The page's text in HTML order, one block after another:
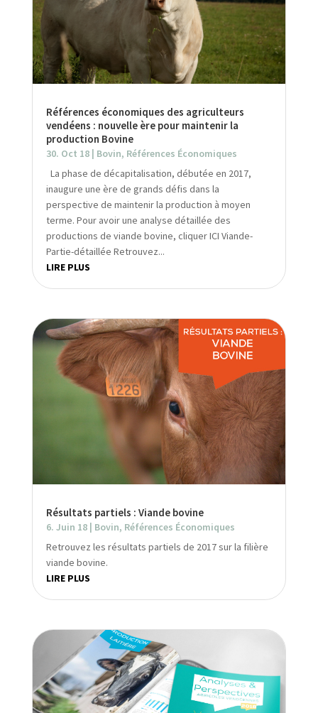
Références économiques des agriculteurs
vendéens : nouvelle ère pour maintenir la
production Bovine
30. Oct 18| Bovin, Références Économiques
La phase de décapitalisation, débutée en 2017,
inaugure une ère de grands défis dans la
perspective de maintenir la production à moyen
terme. Pour avoir une analyse détaillée des
productions de viande bovine, cliquer ICI Viande-
Partie-détaillée Retrouvez...
LIRE PLUS
Résultats partiels : Viande bovine
6. Juin 18| Bovin, Références Économiques
Retrouvez les résultats partiels de 2017 sur la filière
viande bovine.
LIRE PLUS